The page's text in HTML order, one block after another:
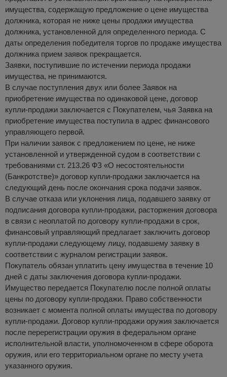
имущества, содержащую предложение о цене имущества
должника, которая не ниже цены продажи имущества
должника, установленной для определенного периода. С
даты определения победителя торгов по продаже имущества
должника прием заявок прекращается.
Заявки, поступившие по истечении периода продажи
имущества, не принимаются.
В случае поступления двух или более Заявок на
приобретение имущества по одинаковой цене, договор
купли-продажи заключается с Покупателем, чья Заявка на
приобретение имущества поступила в адрес финансового
управляющего первой.
При наличии заявок с предложением по цене, не ниже
установленной и утвержденной судом в соответствии с
требованиями ст. 213.26 ФЗ «О несостоятельности
(Банкротстве)» договор купли-продажи заключается на
следующий день после окончания срока подачи заявок.
В случае отказа или уклонения лица, подавшего заявку от
подписания договора купли-продажи, расторжения договора
в связи с неоплатой по договору купли-продажи в срок,
финансовый управляющий предлагает заключить договор
купли-продажи следующему лицу, подавшему заявку в
соответствии с журналом регистрации заявок.
Покупатель обязан уплатить цену имущества в течение 10
дней с даты заключения договора купли-продажи.
Имущество передается Покупателю после полной оплаты
цены по договору купли-продажи. Право собственности
возникает с момента полной оплаты имущества по договору
купли-продажи. Договор купли-продажи оружия заключается
после перерегистрации оружия в федеральном органе
исполнительной власти, уполномоченном в сфере оборота
оружия, или его территориальном органе по месту учета
указанного оружия.